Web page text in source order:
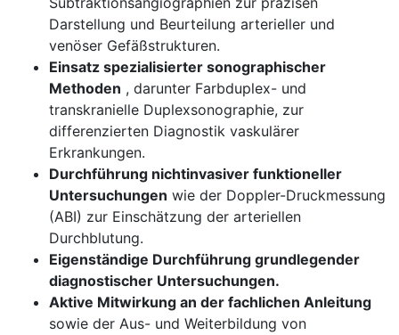
Darstellung und Beurteilung arterieller und
venöser Gefäßstrukturen.
Einsatz spezialisierter sonographischer
Methoden , darunter Farbduplex- und
transkranielle Duplexsonographie, zur
differenzierten Diagnostik vaskulärer
Erkrankungen.
Durchführung nichtinvasiver funktioneller
Untersuchungen wie der Doppler-Druckmessung
(ABI) zur Einschätzung der arteriellen
Durchblutung.
Eigenständige Durchführung grundlegender
diagnostischer Untersuchungen.
Aktive Mitwirkung an der fachlichen Anleitung
sowie der Aus- und Weiterbildung von